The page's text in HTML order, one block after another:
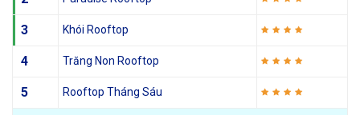
3 Khói Rooftop
4 Trăng Non Rooftop
5 Rooftop Tháng Sáu